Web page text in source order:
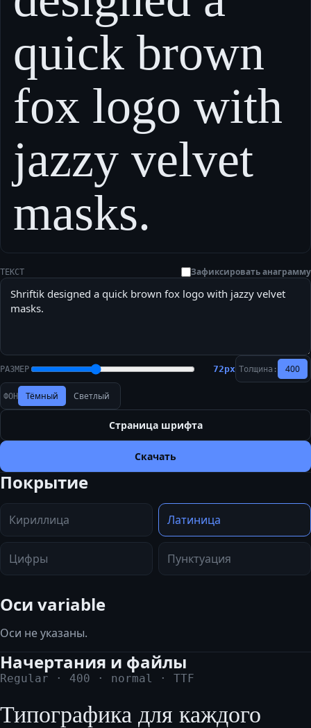
quick brown
fox logo with
jazzy velvet
masks.
ТЕКСТ Зафиксировать анаграмму
РАЗМЕР 72px Толщина: 400
ФОН Тёмный Светлый
Страница шрифта
Скачать
Покрытие
Кириллица Латиница
Цифры Пунктуация
Оси variable
Оси не указаны.
Начертания и файлы
Regular · 400 · normal · TTF
Типографика для каждого